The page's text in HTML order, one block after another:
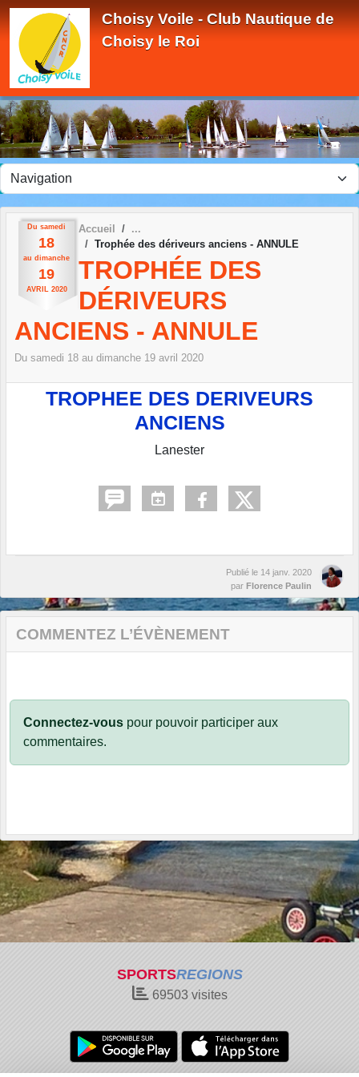
Choisy Voile - Club Nautique de
Choisy le Roi
Du samedi
18
au dimanche
19
AVRIL 2020
Accueil
Trophée des dériveurs anciens - ANNULE
TROPHÉE DES
DÉRIVEURS
ANCIENS - ANNULE
Du samedi 18 au dimanche 19 avril 2020
TROPHEE DES DERIVEURS
ANCIENS
Lanester
Publié le 14 janv. 2020
par Florence Paulin
COMMENTEZ L’ÉVÈNEMENT
Connectez-vous pour pouvoir participer aux
commentaires.
SPORTSREGIONS
69503visites
Panneau de gestion des cookies